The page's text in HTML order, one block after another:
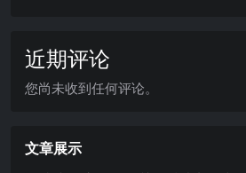
近期评论
您尚未收到任何评论。
文章展示